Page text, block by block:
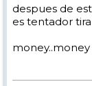
despues de
es tentador
money..money